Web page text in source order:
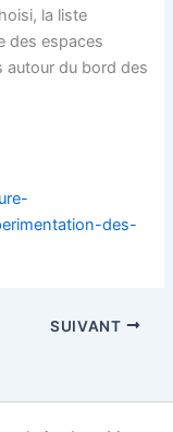
la liste
des espaces
autour du bord des
des-
SUIVANT